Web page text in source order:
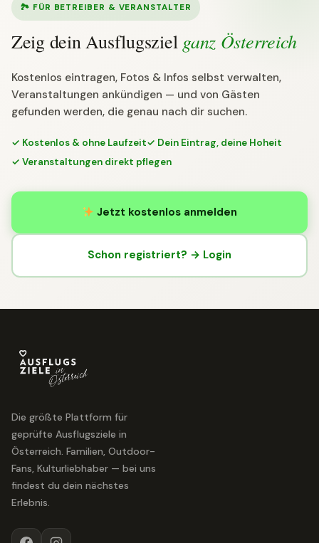
🏞 FÜR BETREIBER & VERANSTALTER
Zeig dein Ausflugsziel ganz Österreich
Kostenlos eintragen, Fotos & Infos selbst verwalten,
Veranstaltungen ankündigen — und von Gästen
gefunden werden, die genau nach dir suchen.
✓ Kostenlos & ohne Laufzeit✓ Dein Eintrag, deine Hoheit
✓ Veranstaltungen direkt pflegen
Jetzt kostenlos anmelden
Schon registriert? → Login
Die größte Plattform für
geprüfte Ausflugsziele in
Österreich. Familien, Outdoor-
Fans, Kulturliebhaber — bei uns
findest du dein nächstes
Erlebnis.